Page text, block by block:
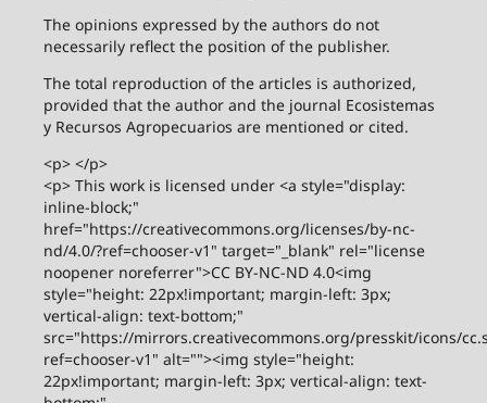
The opinions expressed by the authors do not
necessarily reflect the position of the publisher.
The total reproduction of the articles is authorized,
provided that the author and the journal Ecosistemas
y Recursos Agropecuarios are mentioned or cited.
<p> </p>
<p> This work is licensed under <a style="display:
inline-block;"
href="https://creativecommons.org/licenses/by-nc-
nd/4.0/?ref=chooser-v1" target="_blank" rel="license
noopener noreferrer">CC BY-NC-ND 4.0<img
style="height: 22px!important; margin-left: 3px;
vertical-align: text-bottom;"
src="https://mirrors.creativecommons.org/presskit/icons/
ref=chooser-v1" alt=""><img style="height:
22px!important; margin-left: 3px; vertical-align: text-